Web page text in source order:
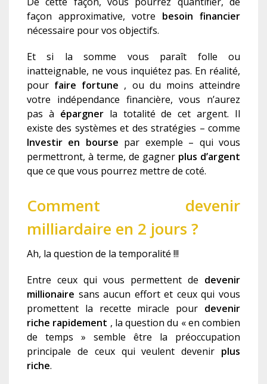
façon approximative, votre besoin financier
nécessaire pour vos objectifs.
Et si la somme vous paraît folle ou
inatteignable, ne vous inquiétez pas. En réalité,
pour faire fortune , ou du moins atteindre
votre indépendance financière, vous n’aurez
pas à épargnerla totalité de cet argent. Il
existe des systèmes et des stratégies – comme
Investir en bourse par exemple – qui vous
permettront, à terme, de gagner plus d’argent
que ce que vous pourrez mettre de coté.
Comment devenir
milliardaire en 2 jours ?
Ah, la question de la temporalité !!!
Entre ceux qui vous permettent de devenir
millionaire sans aucun effort et ceuxqui vous
promettent la recette miracle pour devenir
riche rapidement , la question du « en combien
de temps » semble être la préoccupation
principale de ceux qui veulent devenir plus
riche.